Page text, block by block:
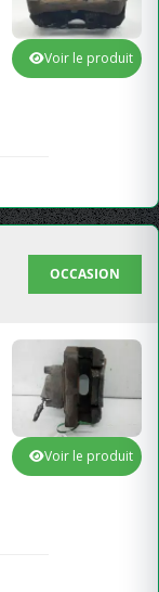
Voir le produit
OCCASION
Voir le produit